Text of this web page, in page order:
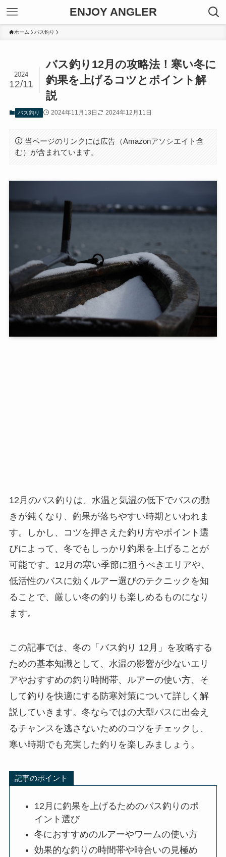
ENJOY ANGLER
ホーム バス釣り
バス釣り12月の攻略法！寒い冬に
釣果を上げるコツとポイント解
説
2024
12/11
バス釣り 2024年11月13日 2024年12月11日
当ページのリンクには広告（Amazonアソシエイト含
む）が含まれています。
12月のバス釣りは、水温と気温の低下でバスの動
きが鈍くなり、釣果が落ちやすい時期といわれま
す。しかし、コツを押さえた釣り方やポイント選
びによって、冬でもしっかり釣果を上げることが
可能です。12月の寒い季節に狙うべきエリアや、
低活性のバスに効くルアー選びのテクニックを知
ることで、厳しい冬の釣りも楽しめるものになり
ます。
この記事では、冬の「バス釣り 12月」を攻略する
ための基本知識として、水温の影響が少ないエリ
アやおすすめの釣り時間帯、ルアーの使い方、そ
して釣りを快適にする防寒対策について詳しく解
説していきます。冬ならではの大型バスに出会え
るチャンスを逃さないためのコツをチェックし、
寒い時期でも充実した釣りを楽しみましょう。
記事のポイント
12月に釣果を上げるためのバス釣りのポ
イント選び
冬におすすめのルアーやワームの使い方
効果的な釣りの時間帯や時合いの見極め